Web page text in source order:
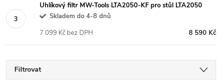
Uhlíkový filtr MW-Tools LTA2050-KF pro stůl LTA2050
Skladem do 4-8 dnů
8 590 Kč
7 099 Kč bez DPH
Filtrovat